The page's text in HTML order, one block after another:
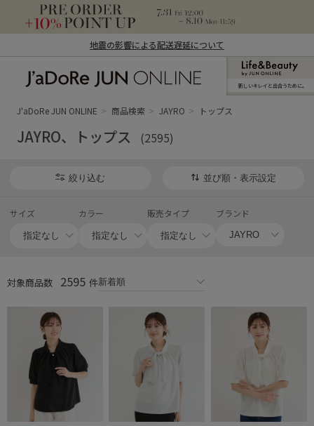
地震の影響による配送遅延について
ン オンライン）
新しいキレイと出合うために。
J'aDoRe JUN ONLINE 商品検索 JAYRO トップス
JAYRO、トップス (2595)
絞り込む 並び順・表示設定
サイズ カラー 販売タイプ ブランド
対象商品数 2595 件